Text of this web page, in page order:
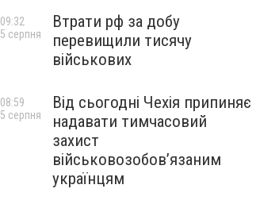
Втрати рф за добу
перевищили тисячу
військових
09:32
5 серпня
Від сьогодні Чехія припиняє
надавати тимчасовий
захист
військовозобов’язаним
українцям
08:59
5 серпня